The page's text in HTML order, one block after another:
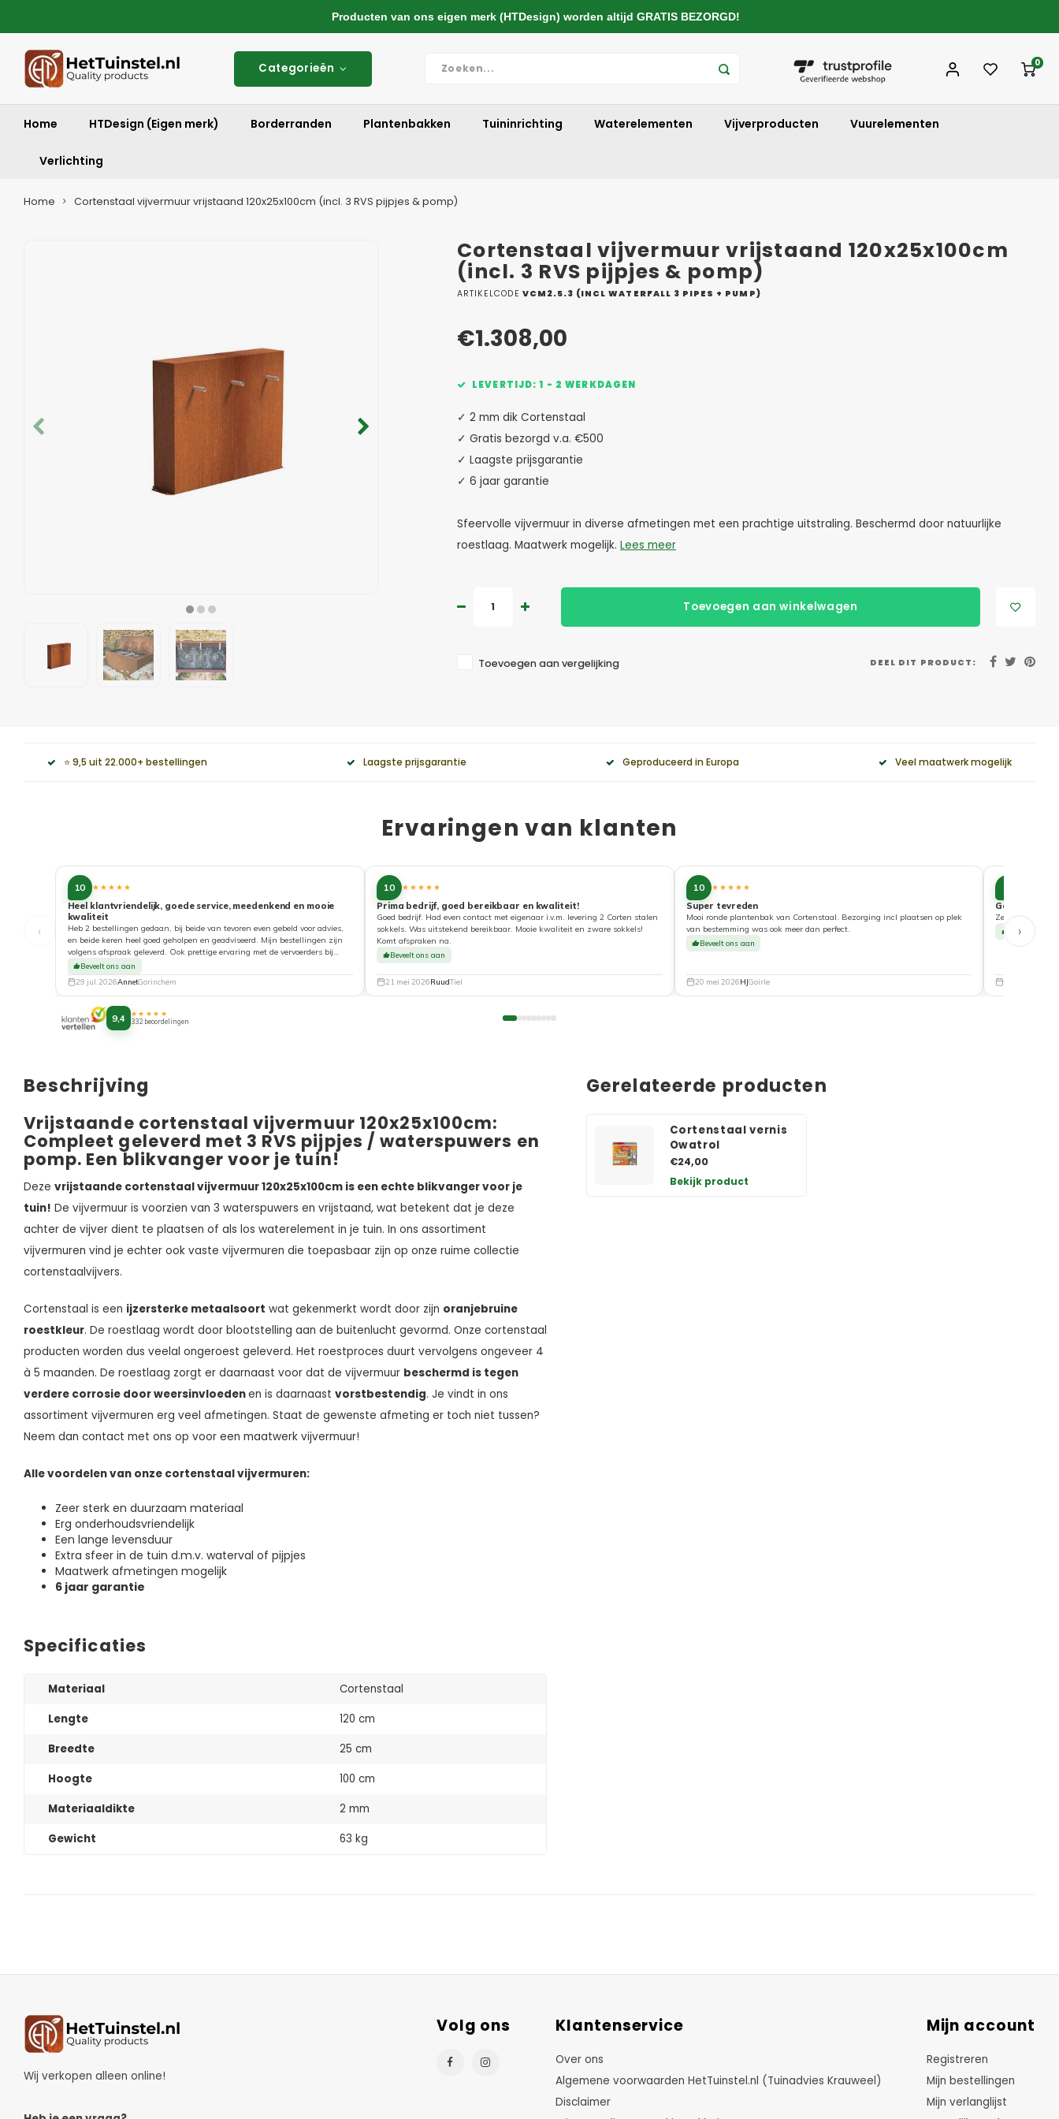
Categorieën 0
Home HTDesign (Eigen merk) Borderranden Plantenbakken Tuininrichting Waterelementen Vijverproducten Vuurelementen
Verlichting
Home Cortenstaal vijvermuur vrijstaand 120x25x100cm (incl. 3 RVS pijpjes & pomp)
Cortenstaal vijvermuur vrijstaand 120x25x100cm
(incl. 3 RVS pijpjes & pomp)
ARTIKELCODE VCM2.5.3 (INCL WATERFALL 3 PIPES + PUMP)
€1.308,00
LEVERTIJD: 1 - 2 WERKDAGEN
✓ 2 mm dik Cortenstaal
✓ Gratis bezorgd v.a. €500
✓ Laagste prijsgarantie
✓ 6 jaar garantie
Sfeervolle vijvermuur in diverse afmetingen met een prachtige uitstraling. Beschermd door natuurlijke
roestlaag. Maatwerk mogelijk. Lees meer
Toevoegen aan winkelwagen
Toevoegen aan vergelijking DEEL DIT PRODUCT:
⭐ 9,5 uit 22.000+ bestellingen Laagste prijsgarantie Geproduceerd in Europa Veel maatwerk mogelijk
Ervaringen van klanten
‹
10 ★★★★★
Heel klantvriendelijk, goede service, meedenkend en mooie
kwaliteit
Heb 2 bestellingen gedaan, bij beide van tevoren even gebeld voor advies,
en beide keren heel goed geholpen en geadviseerd. Mijn bestellingen zijn
volgens afspraak geleverd. Ook prettige ervaring met de vervoerders bij
aflevering. Top!
Beveelt ons aan
29 jul. 2026AnnetGorinchem
10 ★★★★★
Prima bedrijf, goed bereikbaar en kwaliteit!
Goed bedrijf. Had even contact met eigenaar i.v.m. levering 2 Corten stalen
sokkels. Was uitstekend bereikbaar. Mooie kwaliteit en zware sokkels!
Komt afspraken na.
Beveelt ons aan
21 mei 2026RuudTiel
10 ★★★★★
Super tevreden
Mooi ronde plantenbak van Cortenstaal. Bezorging incl plaatsen op plek
van bestemming was ook meer dan perfect.
Beveelt ons aan
20 mei 2026HJGoirle
Goede
Zeer tevreden
Beveelt ons
›
9,4 ★★★★★
332 beoordelingen
Beschrijving
Vrijstaande cortenstaal vijvermuur 120x25x100cm:
Compleet geleverd met 3 RVS pijpjes / waterspuwers en
pomp. Een blikvanger voor je tuin!
Deze vrijstaande cortenstaal vijvermuur 120x25x100cm is een echte blikvanger voor je
tuin! De vijvermuur is voorzien van 3 waterspuwers en vrijstaand, wat betekent dat je deze
achter de vijver dient te plaatsen of als los waterelement in je tuin. In ons assortiment
vijvermuren vind je echter ook vaste vijvermuren die toepasbaar zijn op onze ruime collectie
cortenstaalvijvers.
Cortenstaal is een ijzersterke metaalsoort wat gekenmerkt wordt door zijn oranjebruine
roestkleur. De roestlaag wordt door blootstelling aan de buitenlucht gevormd. Onze cortenstaal
producten worden dus veelal ongeroest geleverd. Het roestproces duurt vervolgens ongeveer 4
à 5 maanden. De roestlaag zorgt er daarnaast voor dat de vijvermuur beschermd is tegen
verdere corrosie door weersinvloedenen is daarnaast vorstbestendig. Je vindt in ons
assortiment vijvermuren erg veel afmetingen. Staat de gewenste afmeting er toch niet tussen?
Neem dan contact met ons op voor een maatwerk vijvermuur!
Alle voordelen van onze cortenstaal vijvermuren:
Zeer sterk en duurzaam materiaal
Erg onderhoudsvriendelijk
Een lange levensduur
Extra sfeer in de tuin d.m.v. waterval of pijpjes
Maatwerk afmetingen mogelijk
6 jaar garantie
Specificaties
Materiaal
Cortenstaal
Lengte
120 cm
Breedte
25 cm
Hoogte
100 cm
Materiaaldikte
2 mm
Gewicht
63 kg
Gerelateerde producten
Cortenstaal vernis
Owatrol
€24,00
Bekijk product
Wij verkopen alleen online!
Volg ons Klantenservice
Over ons
Algemene voorwaarden HetTuinstel.nl (Tuinadvies Krauweel)
Disclaimer
Mijn account
Registreren
Mijn bestellingen
Mijn verlanglijst
Producten van ons eigen merk (HTDesign) worden altijd GRATIS BEZORGD!